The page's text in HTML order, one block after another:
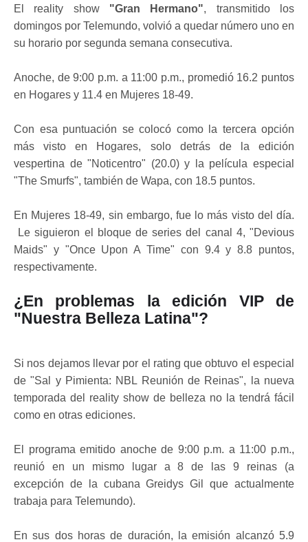
El reality show "Gran Hermano", transmitido los
domingos por Telemundo, volvió a quedar número uno en
su horario por segunda semana consecutiva.
Anoche, de 9:00 p.m. a 11:00 p.m., promedió 16.2 puntos
en Hogares y 11.4 en Mujeres 18-49.
Con esa puntuación se colocó como la tercera opción
más visto en Hogares, solo detrás de la edición
vespertina de "Noticentro" (20.0) y la película especial
"The Smurfs", también de Wapa, con 18.5 puntos.
En Mujeres 18-49, sin embargo, fue lo más visto del día.
Le siguieron el bloque de series del canal 4, "Devious
Maids" y "Once Upon A Time" con 9.4 y 8.8 puntos,
respectivamente.
¿En problemas la edición VIP de
"Nuestra Belleza Latina"?
Si nos dejamos llevar por el rating que obtuvo el especial
de "Sal y Pimienta: NBL Reunión de Reinas", la nueva
temporada del reality show de belleza no la tendrá fácil
como en otras ediciones.
El programa emitido anoche de 9:00 p.m. a 11:00 p.m.,
reunió en un mismo lugar a 8 de las 9 reinas (a
excepción de la cubana Greidys Gil que actualmente
trabaja para Telemundo).
En sus dos horas de duración, la emisión alcanzó 5.9